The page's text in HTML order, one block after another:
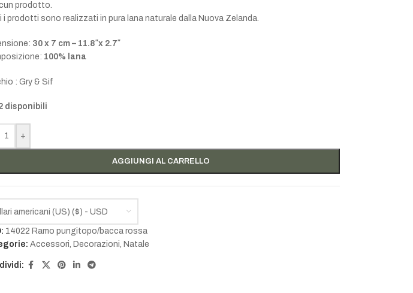
prodotto.
i prodotti sono realizzati in pura lana naturale dalla Nuova Zelanda.
30 x 7 cm – 11.8″x 2.7″
100% lana
: Gry & Sif
disponibili
+
AGGIUNGI AL CARRELLO
americani (US) ($) - USD
14022 Ramo pungitopo/bacca rossa
Accessori, Decorazioni, Natale